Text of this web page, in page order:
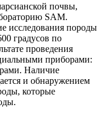
почвы,
SAM.
исследования породы
градусов по
проведения
приборами:
Наличие
и обнаружением
которые